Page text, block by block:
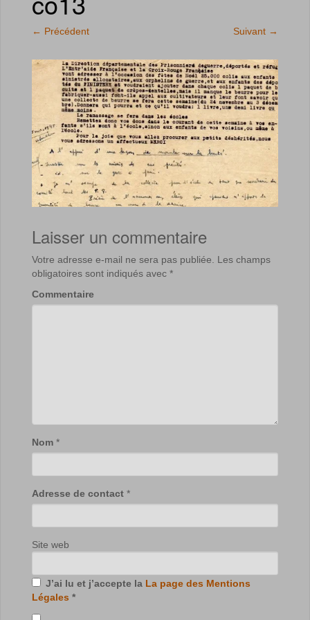
← Précédent Suivant →
Laisser un commentaire
Votre adresse e-mail ne sera pas publiée. Les champs
obligatoires sont indiqués avec *
Commentaire
Nom *
Adresse de contact *
Site web
J’ai lu et j’accepte la La page des Mentions
Légales *